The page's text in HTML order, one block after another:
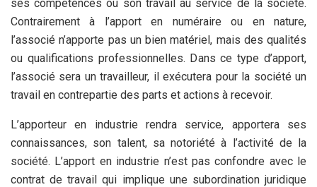
ses compétences ou son travail au service de la société.
Contrairement à l’apport en numéraire ou en nature,
l’associé n’apporte pas un bien matériel, mais des qualités
ou qualifications professionnelles. Dans ce type d’apport,
l’associé sera un travailleur, il exécutera pour la société un
travail en contrepartie des parts et actions à recevoir.
L’apporteur en industrie rendra service, apportera ses
connaissances, son talent, sa notoriété à l’activité de la
société. L’apport en industrie n’est pas confondre avec le
contrat de travail qui implique une subordination juridique